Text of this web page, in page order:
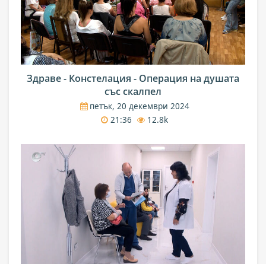
Здраве - Констелация - Операция на душата
със скалпел
петък, 20 декември 2024
21:36
12.8k